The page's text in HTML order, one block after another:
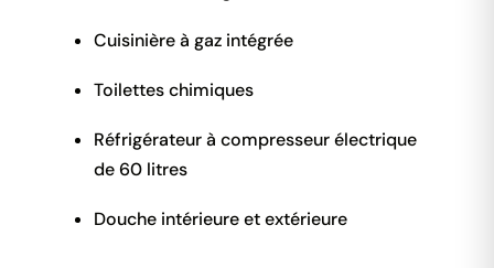
Cuisinière à gaz intégrée
Toilettes chimiques
Réfrigérateur à compresseur électrique
de 60 litres
Douche intérieure et extérieure